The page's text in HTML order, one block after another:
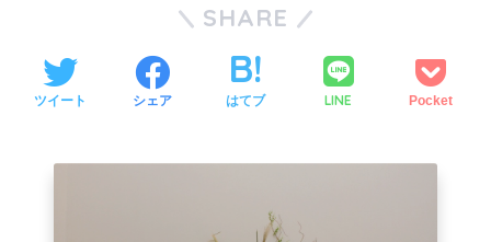
SHARE
ツイート シェア はてブ LINE Pocket